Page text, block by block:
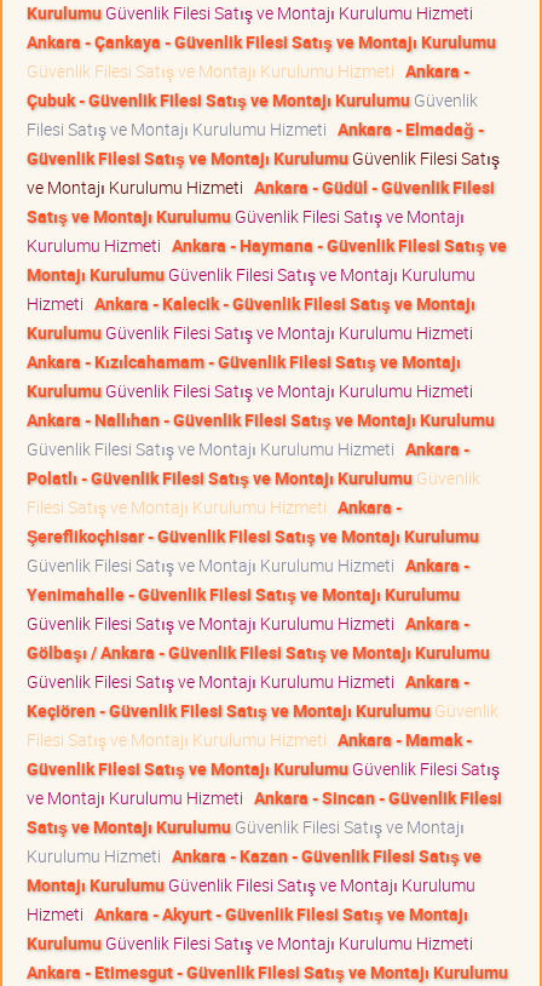
KurulumuGüvenlik Filesi Satış ve Montajı Kurulumu Hizmeti
Ankara - Çankaya - Güvenlik Filesi Satış ve Montajı Kurulumu
Güvenlik Filesi Satış ve Montajı Kurulumu Hizmeti Ankara -
Çubuk - Güvenlik Filesi Satış ve Montajı KurulumuGüvenlik
Filesi Satış ve Montajı Kurulumu Hizmeti Ankara - Elmadağ -
Güvenlik Filesi Satış ve Montajı KurulumuGüvenlik Filesi Satış
ve Montajı Kurulumu Hizmeti Ankara - Güdül - Güvenlik Filesi
Satış ve Montajı KurulumuGüvenlik Filesi Satış ve Montajı
Kurulumu Hizmeti Ankara - Haymana - Güvenlik Filesi Satış ve
Montajı KurulumuGüvenlik Filesi Satış ve Montajı Kurulumu
Hizmeti Ankara - Kalecik - Güvenlik Filesi Satış ve Montajı
KurulumuGüvenlik Filesi Satış ve Montajı Kurulumu Hizmeti
Ankara - Kızılcahamam - Güvenlik Filesi Satış ve Montajı
KurulumuGüvenlik Filesi Satış ve Montajı Kurulumu Hizmeti
Ankara - Nallıhan - Güvenlik Filesi Satış ve Montajı Kurulumu
Güvenlik Filesi Satış ve Montajı Kurulumu Hizmeti Ankara -
Polatlı - Güvenlik Filesi Satış ve Montajı KurulumuGüvenlik
Filesi Satış ve Montajı Kurulumu Hizmeti Ankara -
Şereflikoçhisar - Güvenlik Filesi Satış ve Montajı Kurulumu
Güvenlik Filesi Satış ve Montajı Kurulumu Hizmeti Ankara -
Yenimahalle - Güvenlik Filesi Satış ve Montajı Kurulumu
Güvenlik Filesi Satış ve Montajı Kurulumu Hizmeti Ankara -
Gölbaşı / Ankara - Güvenlik Filesi Satış ve Montajı Kurulumu
Güvenlik Filesi Satış ve Montajı Kurulumu Hizmeti Ankara -
Keçiören - Güvenlik Filesi Satış ve Montajı KurulumuGüvenlik
Filesi Satış ve Montajı Kurulumu Hizmeti Ankara - Mamak -
Güvenlik Filesi Satış ve Montajı KurulumuGüvenlik Filesi Satış
ve Montajı Kurulumu Hizmeti Ankara - Sincan - Güvenlik Filesi
Satış ve Montajı KurulumuGüvenlik Filesi Satış ve Montajı
Kurulumu Hizmeti Ankara - Kazan - Güvenlik Filesi Satış ve
Montajı KurulumuGüvenlik Filesi Satış ve Montajı Kurulumu
Hizmeti Ankara - Akyurt - Güvenlik Filesi Satış ve Montajı
KurulumuGüvenlik Filesi Satış ve Montajı Kurulumu Hizmeti
Ankara - Etimesgut - Güvenlik Filesi Satış ve Montajı Kurulumu